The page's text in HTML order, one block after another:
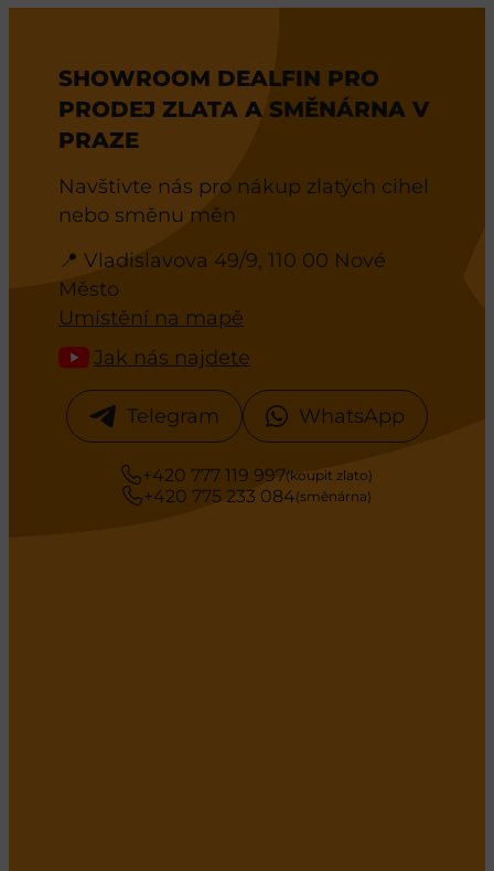
SHOWROOM DEALFIN PRO
PRODEJ ZLATA A SMĚNÁRNA V
PRAZE
Navštivte nás pro nákup zlatých cihel
nebo směnu měn
📍 Vladislavova 49/9, 110 00 Nové
Město
Umístění na mapě
Jak nás najdete
Telegram WhatsApp
+420 777 119 997(koupit zlato)
+420 775 233 084(směnárna)